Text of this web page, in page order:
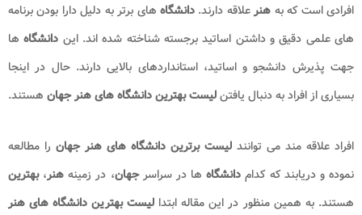
افرادی است که به هنرعلاقه دارند. دانشگاه های برتر به دلیل دارا بودن برنامه
های علمی دقیق و داشتن اساتید برجسته شناخته شده اند. این دانشگاهها
جهت پذیرش دانشجو و اساتید، استانداردهای بالایی دارند. حال در اینجا
بسیاری از افراد به دنبال یافتنلیست بهترین دانشگاه های هنر جهان هستند.
افراد علاقه مند می توانند لیست برترین دانشگاه های هنر جهان را مطالعه
نموده و دریابند که کدام دانشگاهها در سراسرجهان، در زمینه هنر،بهترین
هستند. به همین منظور در این مقاله ابتدالیست بهترین دانشگاه های هنر